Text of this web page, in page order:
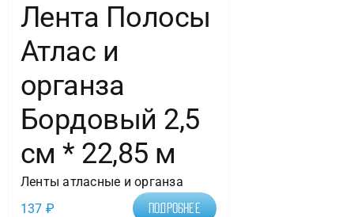
Лента Полосы
Атлас и
органза
Бордовый 2,5
см * 22,85 м
Ленты атласные и органза
137 ₽ Подробнее